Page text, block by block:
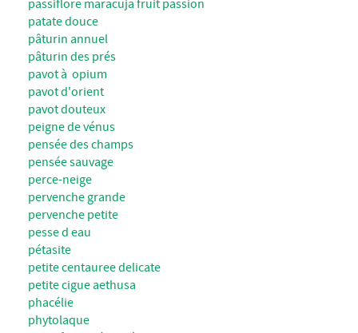
passiflore maracuja fruit passion
patate douce
pâturin annuel
pâturin des prés
pavot à opium
pavot d'orient
pavot douteux
peigne de vénus
pensée des champs
pensée sauvage
perce-neige
pervenche grande
pervenche petite
pesse d eau
pétasite
petite centauree delicate
petite cigue aethusa
phacélie
phytolaque